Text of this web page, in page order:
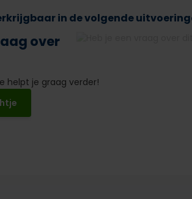
in de volgende
over
helpt je graag verder!